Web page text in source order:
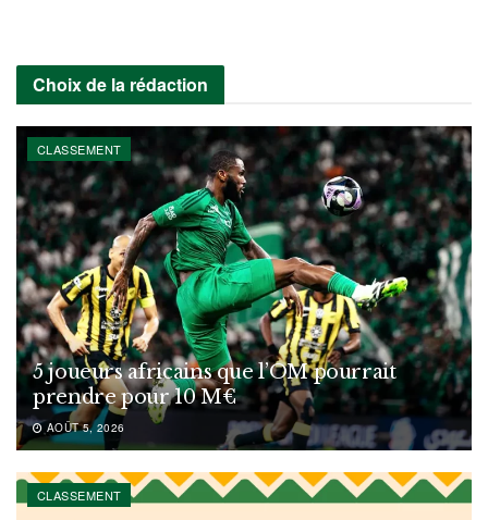
Choix de la rédaction
CLASSEMENT
5 joueurs africains que l’OM pourrait
prendre pour 10 M€
AOÛT 5, 2026
CLASSEMENT